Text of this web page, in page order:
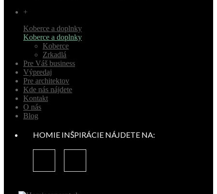
+
Koberce a doplnky
Koberce a doplnky
Koberce
Zrkadlá
Pre Váš business
Výpredaj
Pre architektov
Kde nás nájdete
Kontakt
O nás
Blog
HOMIE INŠPIRÁCIE NÁJDETE NA: